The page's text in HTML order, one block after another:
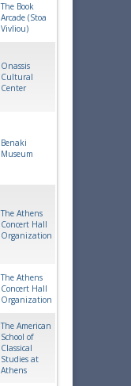
The Book
Arcade (Stoa
Vivliou)
Onassis
Cultural
Center
Benaki
Museum
The Athens
Concert Hall
Organization
The Athens
Concert Hall
Organization
The American
School of
Classical
Studies at
Athens